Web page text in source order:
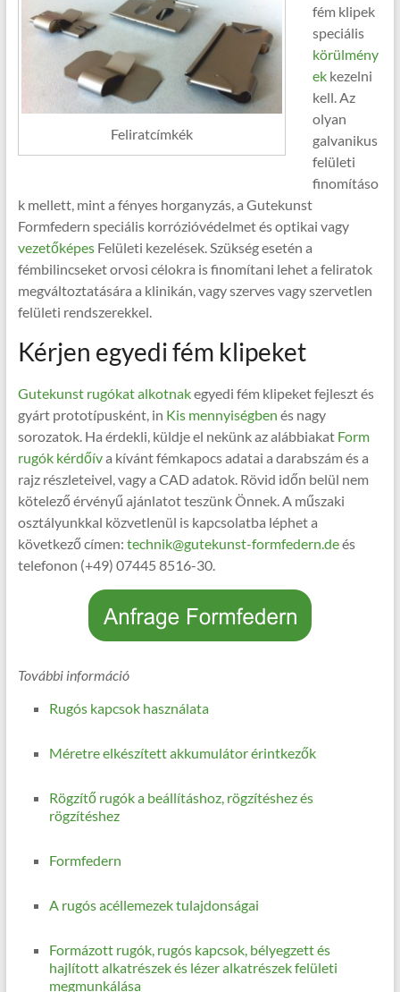
Feliratcímkék
fém klipek
speciális
körülmény
ekkezelni
kell. Az
olyan
galvanikus
felületi
finomításo
k mellett, mint a fényes horganyzás, a Gutekunst
Formfedern speciális korrózióvédelmet és optikai vagy
vezetőképesFelületi kezelések. Szükség esetén a
fémbilincseket orvosi célokra is finomítani lehet a feliratok
megváltoztatására a klinikán, vagy szerves vagy szervetlen
felületi rendszerekkel.
Kérjen egyedi fém klipeket
Gutekunst rugókat alkotnakegyedi fém klipeket fejleszt és
gyárt prototípusként, in Kis mennyiségben és nagy
sorozatok. Ha érdekli, küldje el nekünk az alábbiakatForm
rugók kérdőíva kívánt fémkapocs adatai a darabszám és a
rajz részleteivel, vagy a CAD adatok. Rövid időn belül nem
kötelező érvényű ajánlatot teszünk Önnek. A műszaki
osztályunkkal közvetlenül is kapcsolatba léphet a
következő címen: technik@gutekunst-formfedern.deés
telefonon (+49) 07445 8516-30.
További információ
Rugós kapcsok használata
Méretre elkészített akkumulátor érintkezők
Rögzítő rugók a beállításhoz, rögzítéshez és
rögzítéshez
Formfedern
A rugós acéllemezek tulajdonságai
Formázott rugók, rugós kapcsok, bélyegzett és
hajlított alkatrészek és lézer alkatrészek felületi
megmunkálása